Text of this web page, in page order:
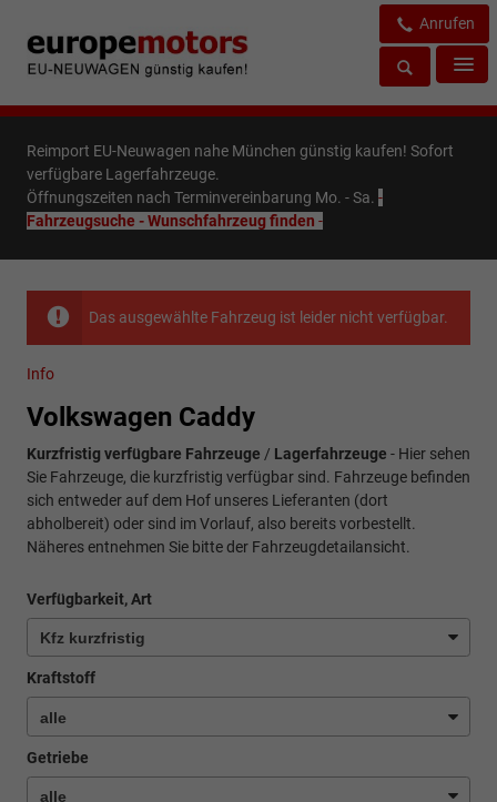
Anrufen
Reimport EU-Neuwagen nahe München günstig kaufen! Sofort
verfügbare Lagerfahrzeuge.
Öffnungszeiten nach Terminvereinbarung Mo. - Sa. -
Fahrzeugsuche - Wunschfahrzeug finden -
Das ausgewählte Fahrzeug ist leider nicht verfügbar.
Info
Volkswagen Caddy
Kurzfristig verfügbare Fahrzeuge / Lagerfahrzeuge - Hier sehen
Sie Fahrzeuge, die kurzfristig verfügbar sind. Fahrzeuge befinden
sich entweder auf dem Hof unseres Lieferanten (dort
abholbereit) oder sind im Vorlauf, also bereits vorbestellt.
Näheres entnehmen Sie bitte der Fahrzeugdetailansicht.
Verfügbarkeit, Art
Kraftstoff
Getriebe